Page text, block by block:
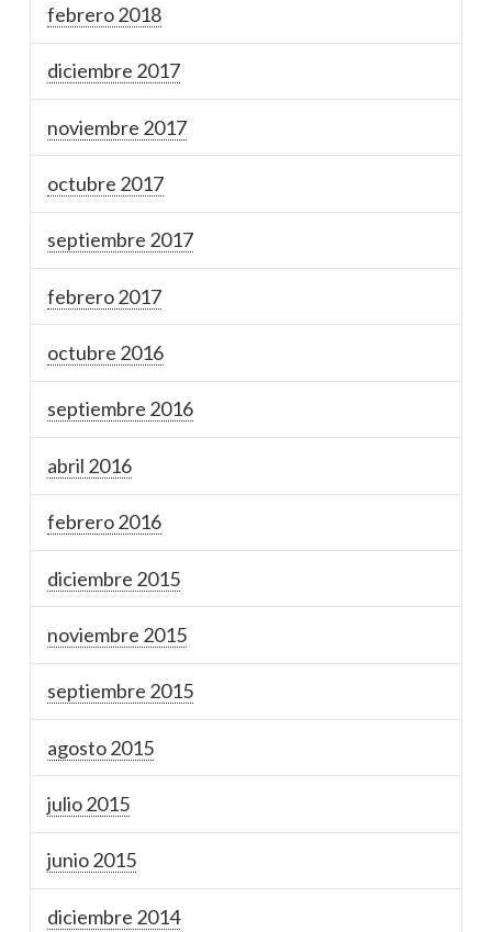
febrero 2018
diciembre 2017
noviembre 2017
octubre 2017
septiembre 2017
febrero 2017
octubre 2016
septiembre 2016
abril 2016
febrero 2016
diciembre 2015
noviembre 2015
septiembre 2015
agosto 2015
julio 2015
junio 2015
diciembre 2014